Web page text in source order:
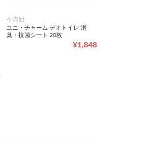
その他
ユニ・チャーム デオトイレ 消
臭・抗菌シート 20枚
¥1,848